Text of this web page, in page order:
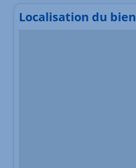
Localisation du bien